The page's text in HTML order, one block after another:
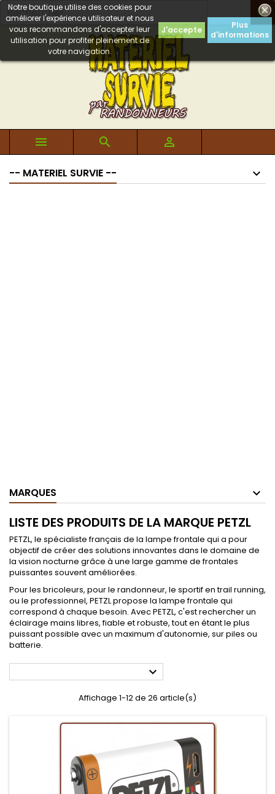

Notre boutique utilise des cookies pour
améliorer l'expérience utilisateur et nous
vous recommandons d'accepter leur
utilisation pour profiter pleinement de
votre navigation.
J'accepte
Plus
d'informations
  
-- MATERIEL SURVIE --
MARQUES
LISTE DES PRODUITS DE LA MARQUE PETZL
PETZL, le spécialiste français de la lampe frontale qui a pour
objectif de créer des solutions innovantes dans le domaine de
la vision nocturne grâce à une large gamme de frontales
puissantes souvent améliorées.
Pour les bricoleurs, pour le randonneur, le sportif en trail running,
ou le professionnel, PETZL propose la lampe frontale qui
correspond à chaque besoin. Avec PETZL, c'est rechercher un
éclairage mains libres, fiable et robuste, tout en étant le plus
puissant possible avec un maximum d'autonomie, sur piles ou
batterie.

Affichage 1-12 de 26 article(s)